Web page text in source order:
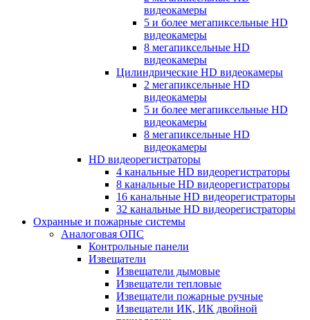
видеокамеры
5 и более мегапиксельные HD
видеокамеры
8 мегапиксельные HD
видеокамеры
Цилиндрические HD видеокамеры
2 мегапиксельные HD
видеокамеры
5 и более мегапиксельные HD
видеокамеры
8 мегапиксельные HD
видеокамеры
HD видеорегистраторы
4 канальные HD видеорегистраторы
8 канальные HD видеорегистраторы
16 канальные HD видеорегистраторы
32 канальные HD видеорегистраторы
Охранные и пожарные системы
Аналоговая ОПС
Контрольные панели
Извещатели
Извещатели дымовые
Извещатели тепловые
Извещатели пожарные ручные
Извещатели ИК, ИК двойной